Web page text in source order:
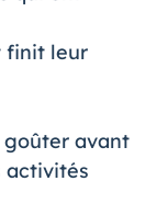
finit leur
goûter avant
activités